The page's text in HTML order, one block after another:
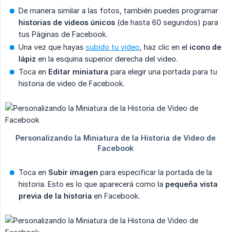
De manera similar a las fotos, también puedes programar
historias de videos únicos (de hasta 60 segundos) para
tus Páginas de Facebook.
Una vez que hayas subido tu video , haz clic en el icono de
lápiz en la esquina superior derecha del video.
Toca en Editar miniatura para elegir una portada para tu
historia de video de Facebook.
Toca en Subir imagen para especificar la portada de la
historia. Esto es lo que aparecerá como la pequeña vista
previa de la historia en Facebook.